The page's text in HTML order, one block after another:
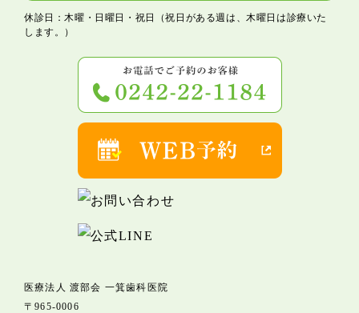
休診日：木曜・日曜日・祝日（祝日がある週は、木曜日は診療いた
します。）
医療法人 渡部会 一箕歯科医院
〒965-0006